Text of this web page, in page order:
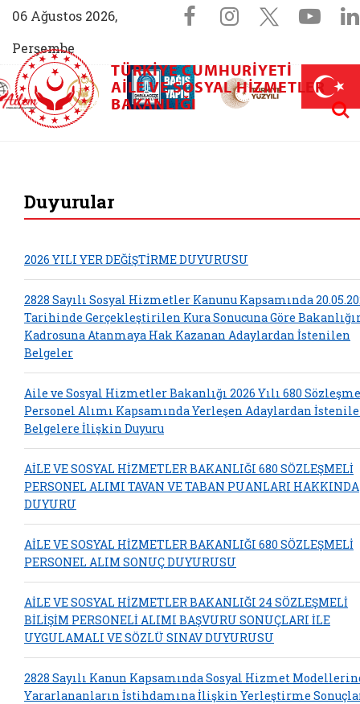
06 Ağustos 2026,
Perşembe
Sosyal
Facebook
Instagram
X
Aile (yeni sekmede açılır)
AİLEM İletişim Merkezi (yeni sekmede açılır)
Aile ve Nüfus On Yılı (yeni sekmede açılır)
Darülaceze bağış sayfası (yeni
TÜRKIYE CUMHURIYETI
AILE VE SOSYAL HIZMETLER
BAKANLIĞI
Duyurular
2026 YILI YER DEĞİŞTİRME DUYURUSU
2828 Sayılı Sosyal Hizmetler Kanunu Kapsamında
Tarihinde Gerçekleştirilen Kura Sonucuna Göre
Kadrosuna Atanmaya Hak Kazanan Adaylardan İstenilen
Belgeler
Aile ve Sosyal Hizmetler Bakanlığı 2026 Yılı 680
Personel Alımı Kapsamında Yerleşen Adaylardan
Belgelere İlişkin Duyuru
AİLE VE SOSYAL HİZMETLER BAKANLIĞI 680 SÖZLEŞMELİ
PERSONEL ALIMI TAVAN VE TABAN PUANLARI HAKKINDA
DUYURU
AİLE VE SOSYAL HİZMETLER BAKANLIĞI 680 SÖZLEŞMELİ
PERSONEL ALIM SONUÇ DUYURUSU
AİLE VE SOSYAL HİZMETLER BAKANLIĞI 24 SÖZLEŞMELİ
BİLİŞİM PERSONELİ ALIMI BAŞVURU SONUÇLARI İLE
UYGULAMALI VE SÖZLÜ SINAV DUYURUSU
2828 Sayılı Kanun Kapsamında Sosyal Hizmet
Yararlananların İstihdamına İlişkin Yerleştirme